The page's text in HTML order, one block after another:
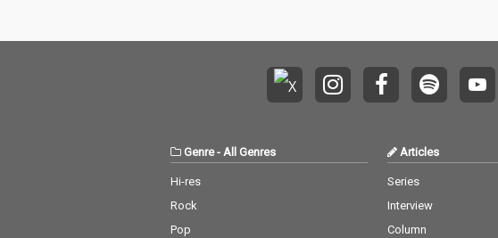
Genre- All Genres
Hi-res
Rock
Pop
Articles
Series
Interview
Column